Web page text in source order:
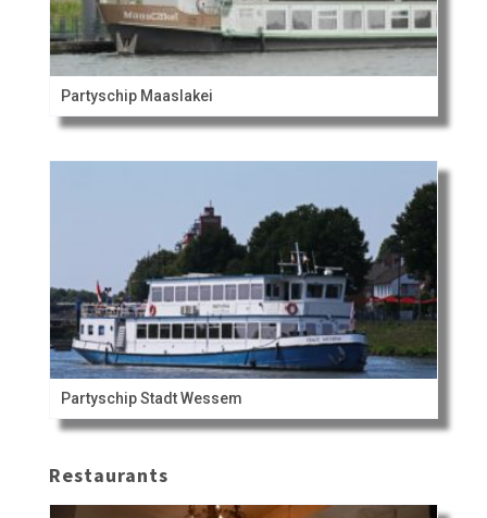
Partyschip Maaslakei
Partyschip Stadt Wessem
Restaurants